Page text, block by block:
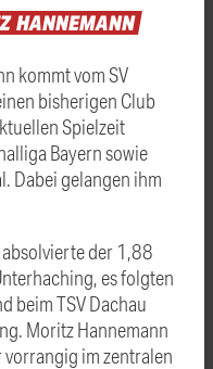
HANNEMANN
kommt vom SV
bisherigen Club
Spielzeit
Bayern sowie
Dabei gelangen ihm
der 1,88
es folgten
beim TSV Dachau
Moritz Hannemann
vorrangig im zentralen